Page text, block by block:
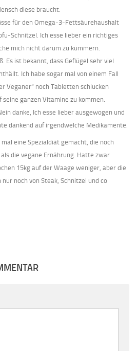
diese braucht.
für den Omega-3-Fettsäurehaushalt
Schnitzel. Ich esse lieber ein richtiges
mich nicht darum zu kümmern.
Es ist bekannt, dass Geflügel sehr viel
Ich habe sogar mal von einem Fall
Veganer“ noch Tabletten schlucken
seine ganzen Vitamine zu kommen.
danke, Ich esse lieber ausgewogen und
dankend auf irgendwelche Medikamente.
eine Spezialdiät gemacht, die noch
die vegane Ernährung. Hatte zwar
15kg auf der Waage weniger, aber die
noch von Steak, Schnitzel und co